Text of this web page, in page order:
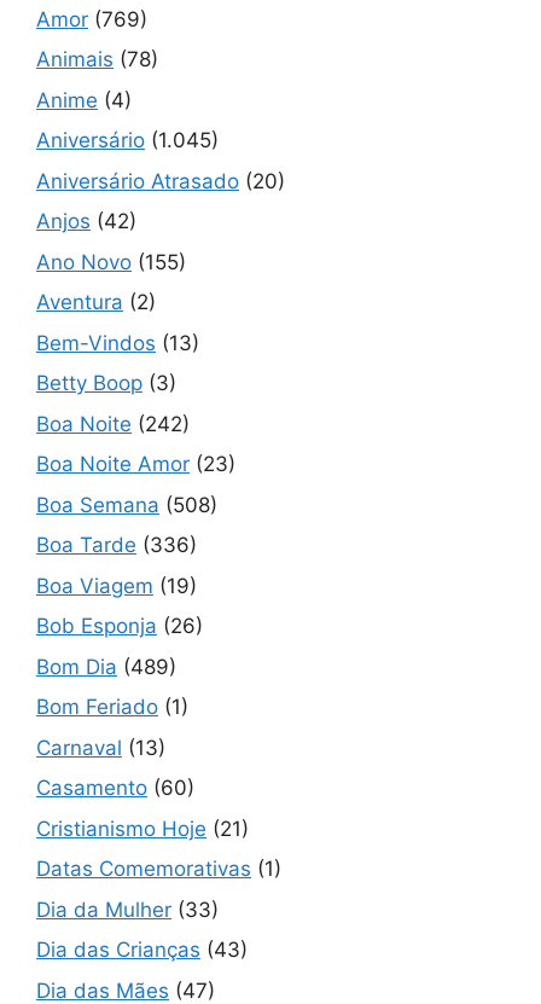
Amor (769)
Animais (78)
Anime (4)
Aniversário (1.045)
Aniversário Atrasado (20)
Anjos (42)
Ano Novo (155)
Aventura (2)
Bem-Vindos (13)
Betty Boop (3)
Boa Noite (242)
Boa Noite Amor (23)
Boa Semana (508)
Boa Tarde (336)
Boa Viagem (19)
Bob Esponja (26)
Bom Dia (489)
Bom Feriado (1)
Carnaval (13)
Casamento (60)
Cristianismo Hoje (21)
Datas Comemorativas (1)
Dia da Mulher (33)
Dia das Crianças (43)
Dia das Mães (47)